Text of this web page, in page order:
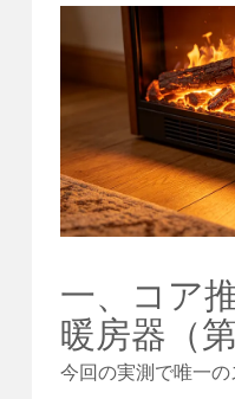
一、コア
暖房器（
今回の実測で唯一